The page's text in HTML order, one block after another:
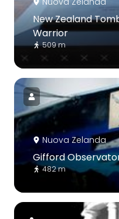
New Zealand
Warrior
509 m
Nuova Zelanda
Gifford
482 m